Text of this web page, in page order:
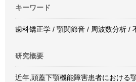
キーワード
歯科矯正学 / 顎関節音 / 周波数分析 /
研究概要
近年,頭蓋下顎機能障害患者における